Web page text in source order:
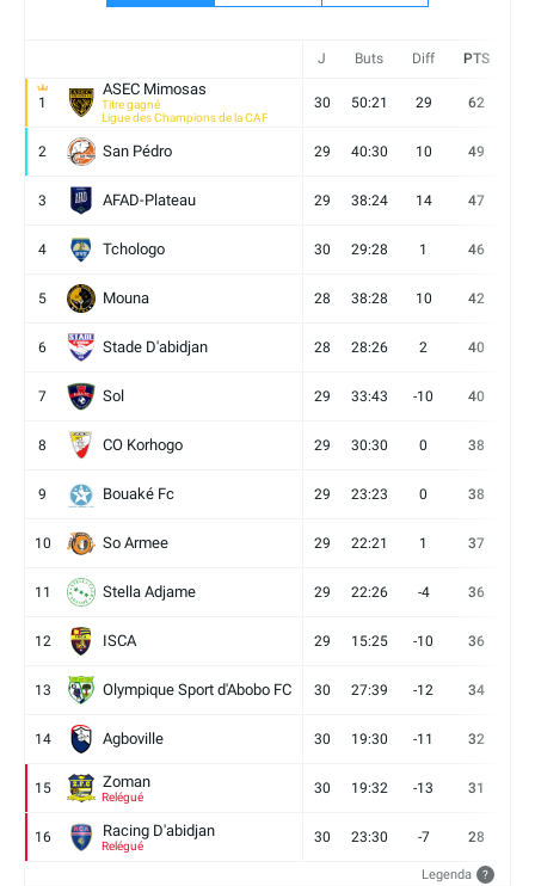
J Buts Diff PTS
1
ASEC Mimosas
Titre gagné
Ligue des Champions de la CAF
30 50:21 29 62
2 San Pédro 29 40:30 10 49
3 AFAD-Plateau 29 38:24 14 47
4 Tchologo 30 29:28 1 46
5 Mouna 28 38:28 10 42
6 Stade D'abidjan 28 28:26 2 40
7 Sol 29 33:43 -10 40
8 CO Korhogo 29 30:30 0 38
9 Bouaké Fc 29 23:23 0 38
10 So Armee 29 22:21 1 37
11 Stella Adjame 29 22:26 -4 36
12 ISCA 29 15:25 -10 36
13 Olympique Sport d'Abobo FC 30 27:39 -12 34
14 Agboville 30 19:30 -11 32
15 Zoman
Relégué
30 19:32 -13 31
16 Racing D'abidjan
Relégué
30 23:30 -7 28
Legenda ?